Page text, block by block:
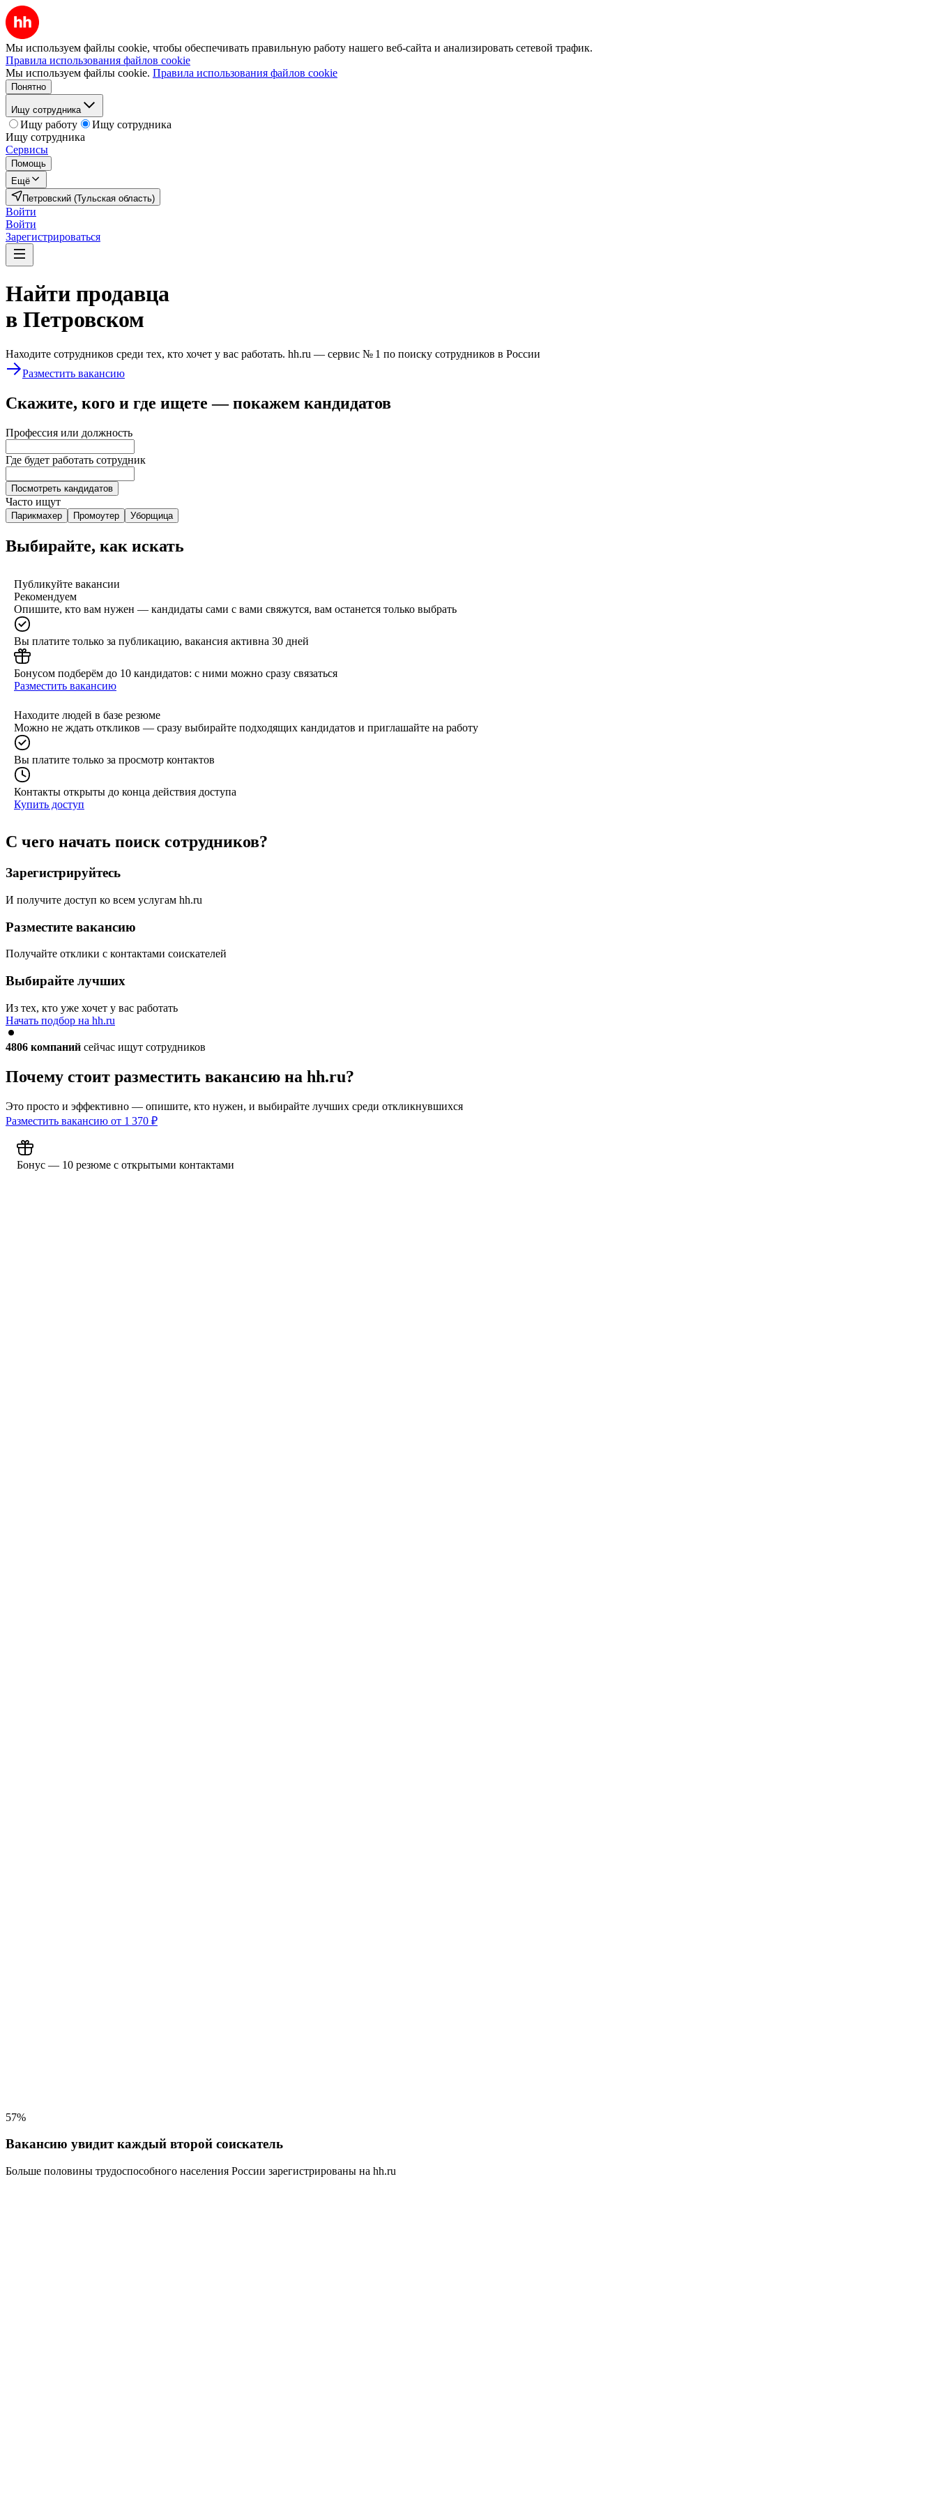
Мы используем файлы cookie, чтобы обеспечивать правильную работу нашего веб-сайта и анализировать сетевой трафик.
Правила использования файлов cookie
Мы используем файлы cookie. Правила использования файлов cookie
Понятно
Ищу сотрудника
Ищу работу
Ищу сотрудника
Ищу сотрудника
Сервисы
Помощь
Ещё
Петровский (Тульская область)
Войти
Войти
Зарегистрироваться
Найти продавца
в Петровском
Находите сотрудников среди тех, кто хочет у вас работать. hh.ru — сервис № 1 по поиску сотрудников в России
Разместить вакансию
Скажите, кого и где ищете — покажем кандидатов
Профессия или должность
Где будет работать сотрудник
Посмотреть кандидатов
Часто ищут
Парикмахер Промоутер Уборщица
Выбирайте, как искать
Публикуйте вакансии
Рекомендуем
Опишите, кто вам нужен — кандидаты сами с вами свяжутся, вам останется только выбрать
Вы платите только за публикацию, вакансия активна 30 дней
Бонусом подберём до 10 кандидатов: с ними можно сразу связаться
Разместить вакансию
Находите людей в базе резюме
Можно не ждать откликов — сразу выбирайте подходящих кандидатов и приглашайте на работу
Вы платите только за просмотр контактов
Контакты открыты до конца действия доступа
Купить доступ
С чего начать поиск сотрудников?
Зарегистрируйтесь
И получите доступ ко всем услугам hh.ru
Разместите вакансию
Получайте отклики с контактами соискателей
Выбирайте лучших
Из тех, кто уже хочет у вас работать
Начать подбор на hh.ru
4806 компаний сейчас ищут сотрудников
Почему стоит разместить вакансию на hh.ru?
Это просто и эффективно — опишите, кто нужен, и выбирайте лучших среди откликнувшихся
Разместить вакансию от 1 370 ₽
Бонус — 10 резюме с открытыми контактами
57%
Вакансию увидит каждый второй соискатель
Больше половины трудоспособного населения России зарегистрированы на hh.ru